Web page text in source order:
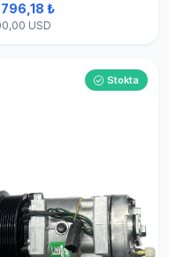
₺
USD
Stokta